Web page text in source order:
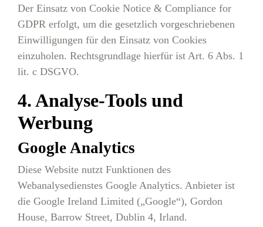
Der Einsatz von Cookie Notice & Compliance for
GDPR erfolgt, um die gesetzlich vorgeschriebenen
Einwilligungen für den Einsatz von Cookies
einzuholen. Rechtsgrundlage hierfür ist Art. 6 Abs. 1
lit. c DSGVO.
4. Analyse-Tools und
Werbung
Google Analytics
Diese Website nutzt Funktionen des
Webanalysedienstes Google Analytics. Anbieter ist
die Google Ireland Limited („Google“), Gordon
House, Barrow Street, Dublin 4, Irland.